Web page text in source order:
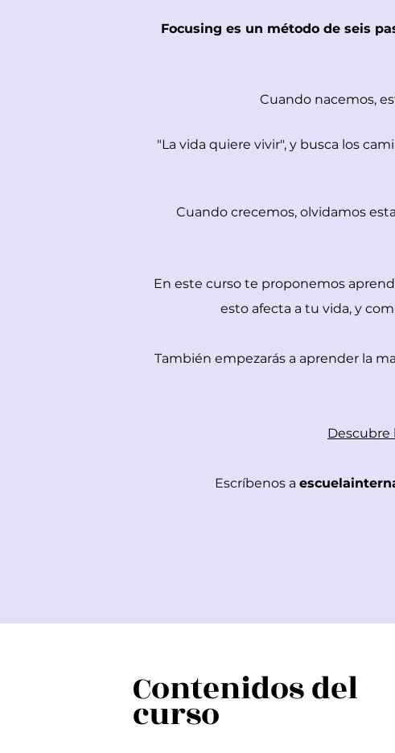
Focusing es un método de seis
Cuando nacemos,
"La vida quiere vivir", y busca los
Cuando crecemos, olvidamos
En este curso te proponemos
esto afecta a tu vida, y
También empezarás a aprender la
Descubre
Escríbenos a
Contenidos del
curso